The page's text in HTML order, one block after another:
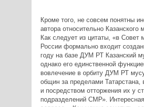
Кроме того, не совсем понятны
автора относительно Казанского
Как следует из цитаты, «в Совет
России формально входит
году на базе ДУМ РТ Казанский
однако его единственной
вовлечение в орбиту ДУМ РТ
общин за пределами Татарстана,
и посредством отторжения их у
подразделений СМР».